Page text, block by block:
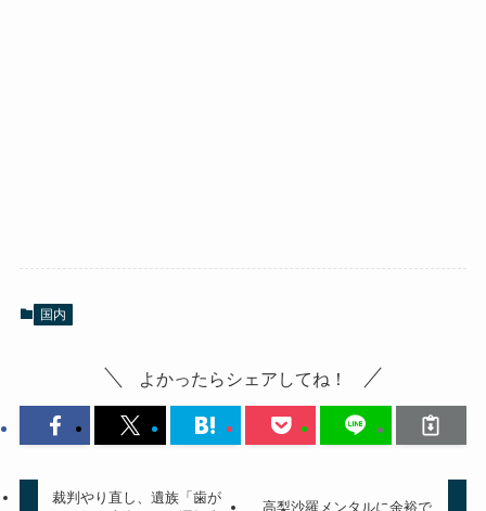
国内
よかったらシェアしてね！
裁判やり直し、遺族「歯が
高梨沙羅メンタルに余裕で